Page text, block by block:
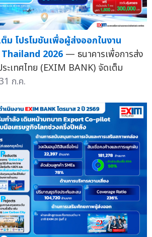
ม โปรโมชันเพื่อผู้ส่งออกในงาน
2026 — ธนาคารเพื่อการส่ง
ะเทศไทย (EXIM BANK) จัดเต็ม
ก.ค.